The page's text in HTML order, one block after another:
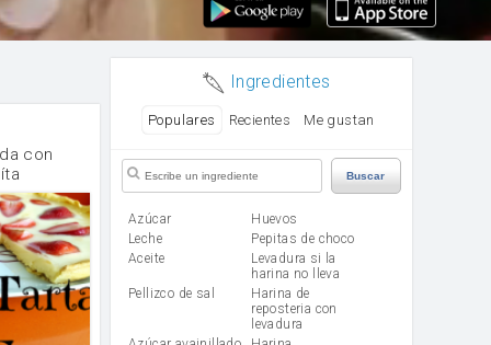
con
Ingredientes
Populares Recientes Me gustan
Buscar
Azúcar
huevos
leche
Pepitas de choco
aceite
Levadura si la
harina no lleva
Pellizco de sal
Harina de
reposteria con
levadura